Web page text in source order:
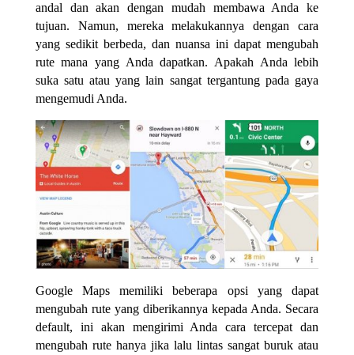
andal dan akan dengan mudah membawa Anda ke
tujuan. Namun, mereka melakukannya dengan cara
yang sedikit berbeda, dan nuansa ini dapat mengubah
rute mana yang Anda dapatkan. Apakah Anda lebih
suka satu atau yang lain sangat tergantung pada gaya
mengemudi Anda.
Google Maps memiliki beberapa opsi yang dapat
mengubah rute yang diberikannya kepada Anda. Secara
default, ini akan mengirimi Anda cara tercepat dan
mengubah rute hanya jika lalu lintas sangat buruk atau